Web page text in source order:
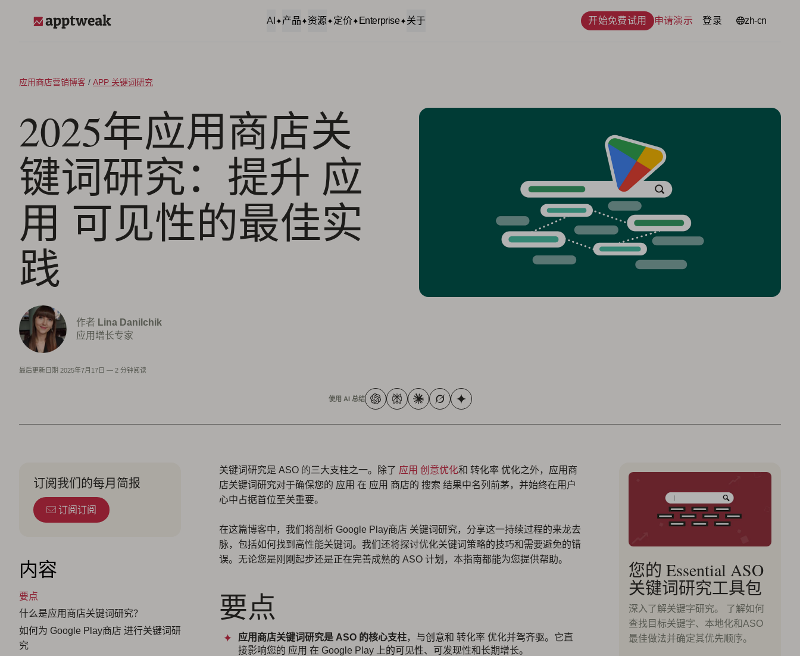
AI 产品 资源 定价 Enterprise 关于 开始免费试用 申请演示 登录 语言zh-cn
应用商店营销博客 / APP 关键词研究
2025年应用商店关
键词研究：提升 应
用 可见性的最佳实
践
作者 Lina Danilchik
应用增长专家
最后更新日期 2025年7月17日 — 2 分钟阅读
使用 AI 总结
订阅我们的每月简报
订阅订阅
内容
要点
什么是应用商店关键词研究？
如何为 Google Play商店 进行关键词研
究
关键词研究是 ASO 的三大支柱之一。除了 应用 创意优化和 转化率 优化之外，应用商
店关键词研究对于确保您的 应用 在 应用 商店的 搜索 结果中名列前茅，并始终在用户
心中占据首位至关重要。
在这篇博客中，我们将剖析 Google Play商店 关键词研究，分享这一持续过程的来龙去
脉，包括如何找到高性能关键词。我们还将探讨优化关键词策略的技巧和需要避免的错
误。无论您是刚刚起步还是正在完善成熟的 ASO 计划，本指南都能为您提供帮助。
要点
应用商店关键词研究是 ASO 的核心支柱，与创意和 转化率 优化并驾齐驱。它直
接影响您的 应用 在 Google Play 上的可见性、可发现性和长期增长。
您的 Essential ASO
关键词研究工具包
深入了解关键字研究。 了解如何
查找目标关键字、本地化和ASO
最佳做法并确定其优先顺序。